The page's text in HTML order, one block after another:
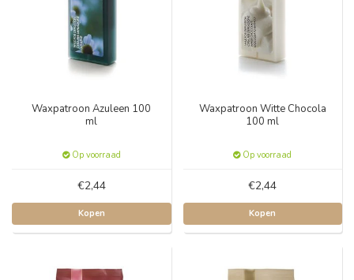
Waxpatroon Azuleen 100
ml
Op voorraad
€2,44
Kopen
Waxpatroon Witte Chocola
100 ml
Op voorraad
€2,44
Kopen